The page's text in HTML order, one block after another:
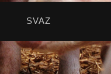
SVAZ